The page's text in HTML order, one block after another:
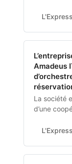
devrait à
L'Express
Amadeus
La société
d’une
des
L'Express